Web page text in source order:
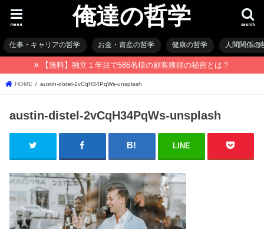
俺達の哲学 search
menu
仕事・キャリアの哲学 お金・資産の哲学 健康の哲学 人間関係の
【無料】独立１年目で586名様の顧客獲得の秘密とは？
HOME austin-distel-2vCqH34PqWs-unsplash
austin-distel-2vCqH34PqWs-unsplash
LINE